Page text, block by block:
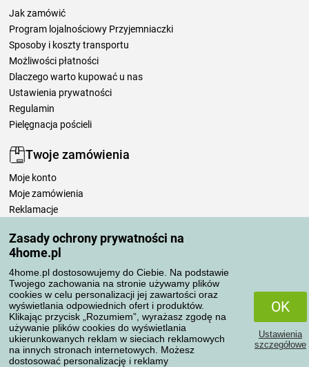
Zasady ochrony prywatności na
4home.pl
4home.pl dostosowujemy do Ciebie. Na podstawie
Twojego zachowania na stronie używamy plików
cookies w celu personalizacji jej zawartości oraz
wyświetlania odpowiednich ofert i produktów.
Klikając przycisk „Rozumiem”, wyrażasz zgodę na
używanie plików cookies do wyświetlania
ukierunkowanych reklam w sieciach reklamowych
na innych stronach internetowych. Możesz
dostosować personalizację i reklamy
OK
Ustawienia
szczegółowe
Jak zamówić
Program lojalnościowy Przyjemniaczki
Sposoby i koszty transportu
Możliwości płatności
Dlaczego warto kupować u nas
Ustawienia prywatności
Regulamin
Pielęgnacja pościeli
Twoje zamówienia
Moje konto
Moje zamówienia
Reklamacje
Zasady przetwarzania recenzji
Sposoby transportu
Metody płatności